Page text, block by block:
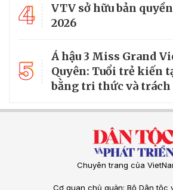
4
VTV sở hữu bản
2026
5
Á hậu 3 Miss Grand
Quyên: Tuổi trẻ kiến
bằng tri thức và
Chuyên trang của
Cơ quan chủ quản: Bộ Dân tộc